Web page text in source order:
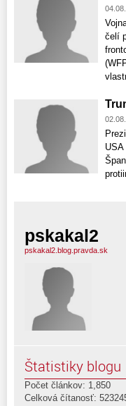
čelí
pskakal2
pskakal2.blog.pravda.sk
Štatistiky blogu
Počet článkov: 1,850
Celková čítanosť: